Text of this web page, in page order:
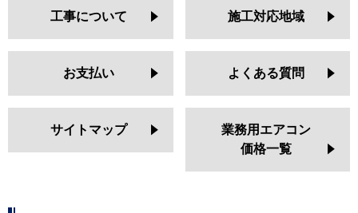
工事について 施工対応地域
お支払い よくある質問
サイトマップ
業務用エアコン
価格一覧